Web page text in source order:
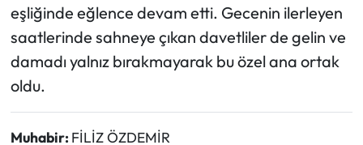
eşliğinde eğlence devam etti. Gecenin ilerleyen
saatlerinde sahneye çıkan davetliler de gelin ve
damadı yalnız bırakmayarak bu özel ana ortak
oldu.
Muhabir: FİLİZ ÖZDEMİR